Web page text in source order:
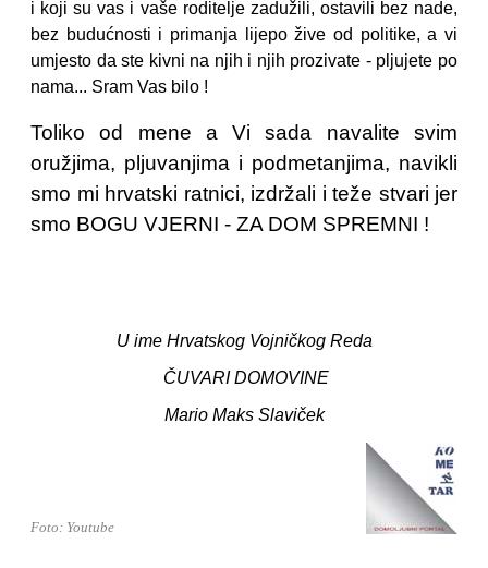
i koji su vas i vaše roditelje zadužili, ostavili bez nade,
bez budućnosti i primanja lijepo žive od politike, a vi
umjesto da ste kivni na njih i njih prozivate - pljujete po
nama... Sram Vas bilo !
Toliko od mene a Vi sada navalite svim
oružjima, pljuvanjima i podmetanjima, navikli
smo mi hrvatski ratnici, izdržali i teže stvari jer
smo BOGU VJERNI - ZA DOM SPREMNI !
U ime Hrvatskog Vojničkog Reda
ČUVARI DOMOVINE
Mario Maks Slaviček
Foto: Youtube